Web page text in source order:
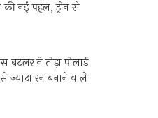
की नई पहल, ड्रोन से
बटलर ने तोड़ा पोलार्ड
ज्यादा रन बनाने वाले